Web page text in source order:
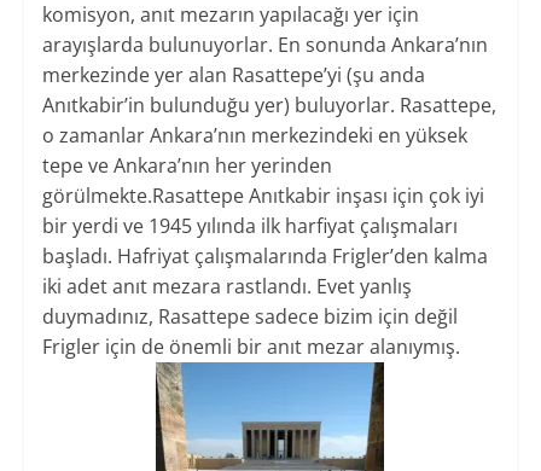
komisyon, anıt mezarın yapılacağı yer için
arayışlarda bulunuyorlar. En sonunda Ankara’nın
merkezinde yer alan Rasattepe’yi (şu anda
Anıtkabir’in bulunduğu yer) buluyorlar. Rasattepe,
o zamanlar Ankara’nın merkezindeki en yüksek
tepe ve Ankara’nın her yerinden
görülmekte.Rasattepe Anıtkabir inşası için çok iyi
bir yerdi ve 1945 yılında ilk harfiyat çalışmaları
başladı. Hafriyat çalışmalarında Frigler’den kalma
iki adet anıt mezara rastlandı. Evet yanlış
duymadınız, Rasattepe sadece bizim için değil
Frigler için de önemli bir anıt mezar alanıymış.